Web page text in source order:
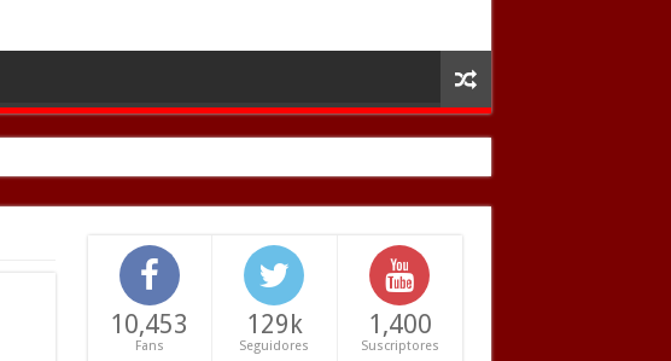
10,453
Fans
129k
Seguidores
1,400
Suscriptores